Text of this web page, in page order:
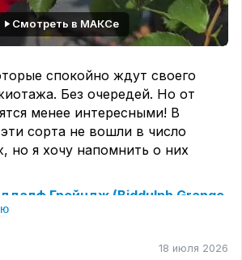
Смотреть в МАКСе
спокойно ждут своего
Без очередей. Но от
менее интересными! В
сорта не вошли в число
но я хочу напомнить о них
Грейндж (Biddulph Grange
Eyes))
привлекает внимание своим
18 июля 2026